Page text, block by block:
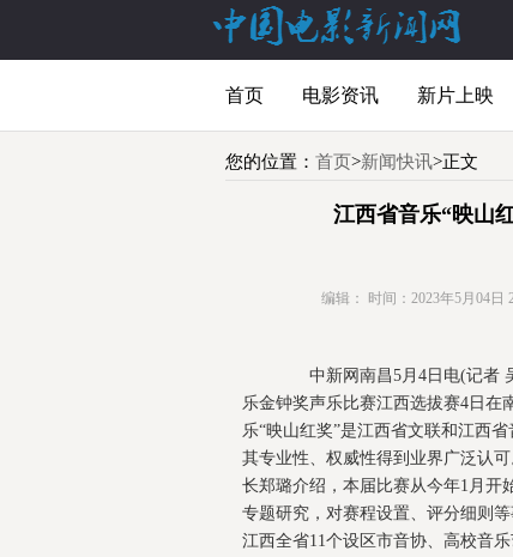
首页 电影资讯 新片上映
您的位置： 首页>新闻快讯>正文
江西省音乐“映山
编辑： 时间：2023年5月04日
中新网南昌5月4日电(记者 吴
乐金钟奖声乐比赛江西选拔赛4日
乐“映山红奖”是江西省文联和江西
其专业性、权威性得到业界广泛认
长郑璐介绍，本届比赛从今年1月开
专题研究，对赛程设置、评分细则
江西全省11个设区市音协、高校音